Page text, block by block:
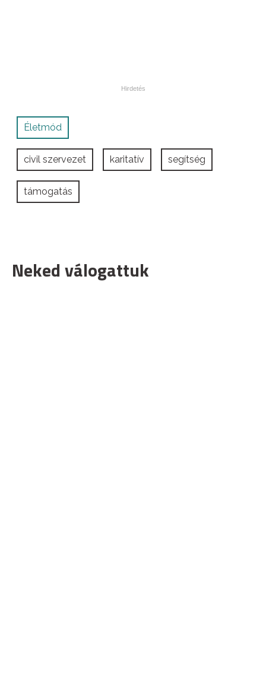
Életmód
civil szervezet karitatív segítség
támogatás
Neked válogattuk